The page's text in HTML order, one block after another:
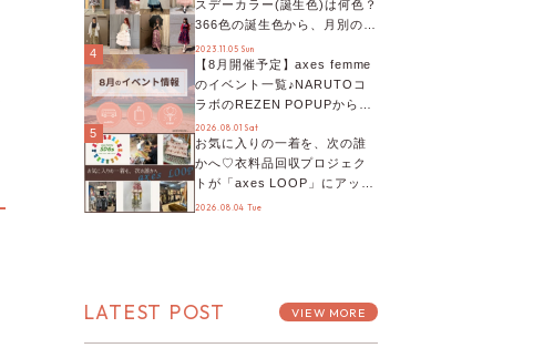
スデーカラー(誕生色)は何色？
366色の誕生色から、月別の誕
生色、バースデーカラーコー
デまでご紹介♡
2023.11.05 Sun
4
【8月開催予定】axes femme
のイベント一覧♪NARUTOコ
ラボのREZEN POPUPから、
プチYour Stage.、ティーパー
ティまで！8月の特別なイベン
トをチェック◎
2026.08.01 Sat
5
お気に入りの一着を、次の誰
かへ♡衣料品回収プロジェク
トが「axes LOOP」にアップ
デート！活用するとポイント
2026.08.04 Tue
LATEST POST VIEW MORE